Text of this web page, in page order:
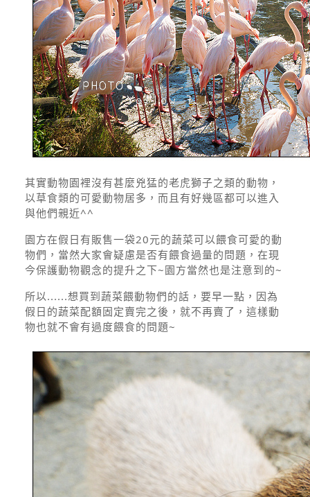
其實動物園裡沒有甚麼兇猛的老虎獅子之類的動物，
以草食類的可愛動物居多，而且有好幾區都可以進入
與他們親近^^
園方在假日有販售一袋20元的蔬菜可以餵食可愛的動
物們，當然大家會疑慮是否有餵食過量的問題，在現
今保護動物觀念的提升之下~園方當然也是注意到的~
所以......想買到蔬菜餵動物們的話，要早一點，因為
假日的蔬菜配額固定賣完之後，就不再賣了，這樣動
物也就不會有過度餵食的問題~